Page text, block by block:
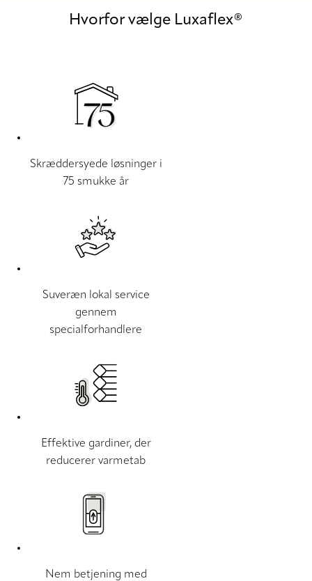
Hvorfor vælge Luxaflex®
Skræddersyede løsninger i
75 smukke år
Suveræn lokal service
gennem
specialforhandlere
Effektive gardiner, der
reducerer varmetab
Nem betjening med